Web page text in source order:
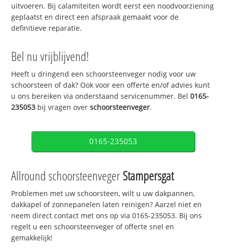
uitvoeren. Bij calamiteiten wordt eerst een noodvoorziening
geplaatst en direct een afspraak gemaakt voor de
definitieve reparatie.
Bel nu vrijblijvend!
Heeft u dringend een schoorsteenveger nodig voor uw
schoorsteen of dak? Ook voor een offerte en/of advies kunt
u ons bereiken via onderstaand servicenummer. Bel0165-
235053 bij vragen overschoorsteenveger.
0165-235053
Allround schoorsteenvegerStampersgat
Problemen met uw schoorsteen, wilt u uw dakpannen,
dakkapel of zonnepanelen laten reinigen? Aarzel niet en
neem direct contact met ons op via 0165-235053. Bij ons
regelt u een schoorsteenveger of offerte snel en
gemakkelijk!